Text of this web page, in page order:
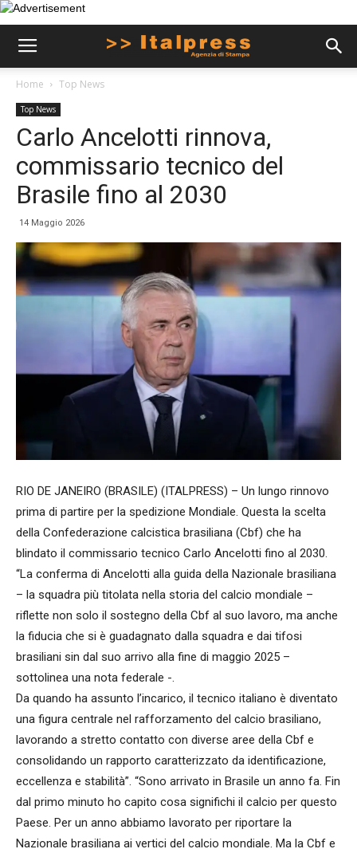
Home Top News
Top News
Carlo Ancelotti rinnova,
commissario tecnico del
Brasile fino al 2030
14 Maggio 2026
RIO DE JANEIRO (BRASILE) (ITALPRESS) – Un lungo rinnovo
prima di partire per la spedizione Mondiale. Questa la scelta
della Confederazione calcistica brasiliana (Cbf) che ha
blindato il commissario tecnico Carlo Ancelotti fino al 2030.
“La conferma di Ancelotti alla guida della Nazionale brasiliana
– la squadra più titolata nella storia del calcio mondiale –
riflette non solo il sostegno della Cbf al suo lavoro, ma anche
la fiducia che si è guadagnato dalla squadra e dai tifosi
brasiliani sin dal suo arrivo alla fine di maggio 2025 –
sottolinea una nota federale -.
Da quando ha assunto l’incarico, il tecnico italiano è diventato
una figura centrale nel rafforzamento del calcio brasiliano,
lavorando a stretto contatto con diverse aree della Cbf e
consolidando un rapporto caratterizzato da identificazione,
eccellenza e stabilità”. “Sono arrivato in Brasile un anno fa. Fin
dal primo minuto ho capito cosa significhi il calcio per questo
Paese. Per un anno abbiamo lavorato per riportare la
Nazionale brasiliana ai vertici del calcio mondiale. Ma la Cbf e